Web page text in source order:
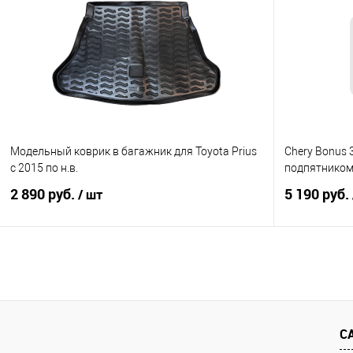
Купить в 1 клик
Сравнение
В избранное
Под заказ
Купить в
Модельный коврик в багажник для Toyota Prius
с 2015 по н.в.
2 890 руб. / шт
Купить в 1 клик
Сравнение
Chery Bonus
5 190 руб.
Купить в 1
В